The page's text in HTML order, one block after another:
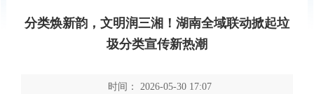
分类焕新韵， 文明润三湘！湖南全域联动掀起垃
圾分类宣传新热潮
时间： 2026-05-30 17:07